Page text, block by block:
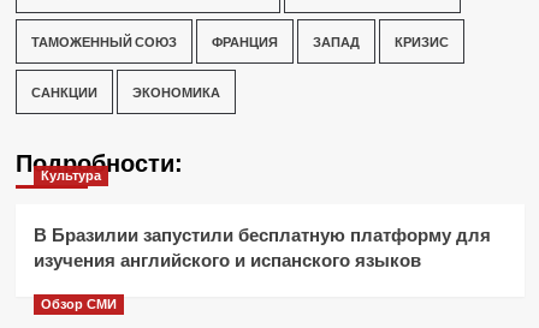
ТАМОЖЕННЫЙ СОЮЗ ФРАНЦИЯ ЗАПАД КРИЗИС
САНКЦИИ ЭКОНОМИКА
Подробности:
Культура
В Бразилии запустили бесплатную платформу для
изучения английского и испанского языков
Обзор СМИ